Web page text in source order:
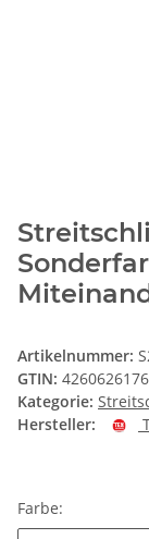
Artikelnummer:
GTIN:
Kategorie:
Hersteller:
Farbe: